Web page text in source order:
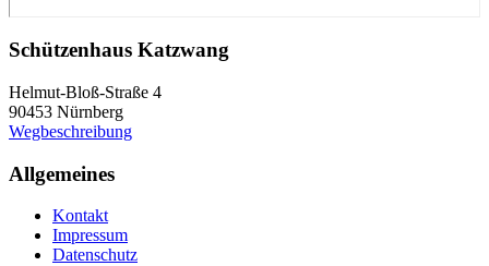
Schützenhaus Katzwang
Helmut-Bloß-Straße 4
90453 Nürnberg
Wegbeschreibung
Allgemeines
Kontakt
Impressum
Datenschutz